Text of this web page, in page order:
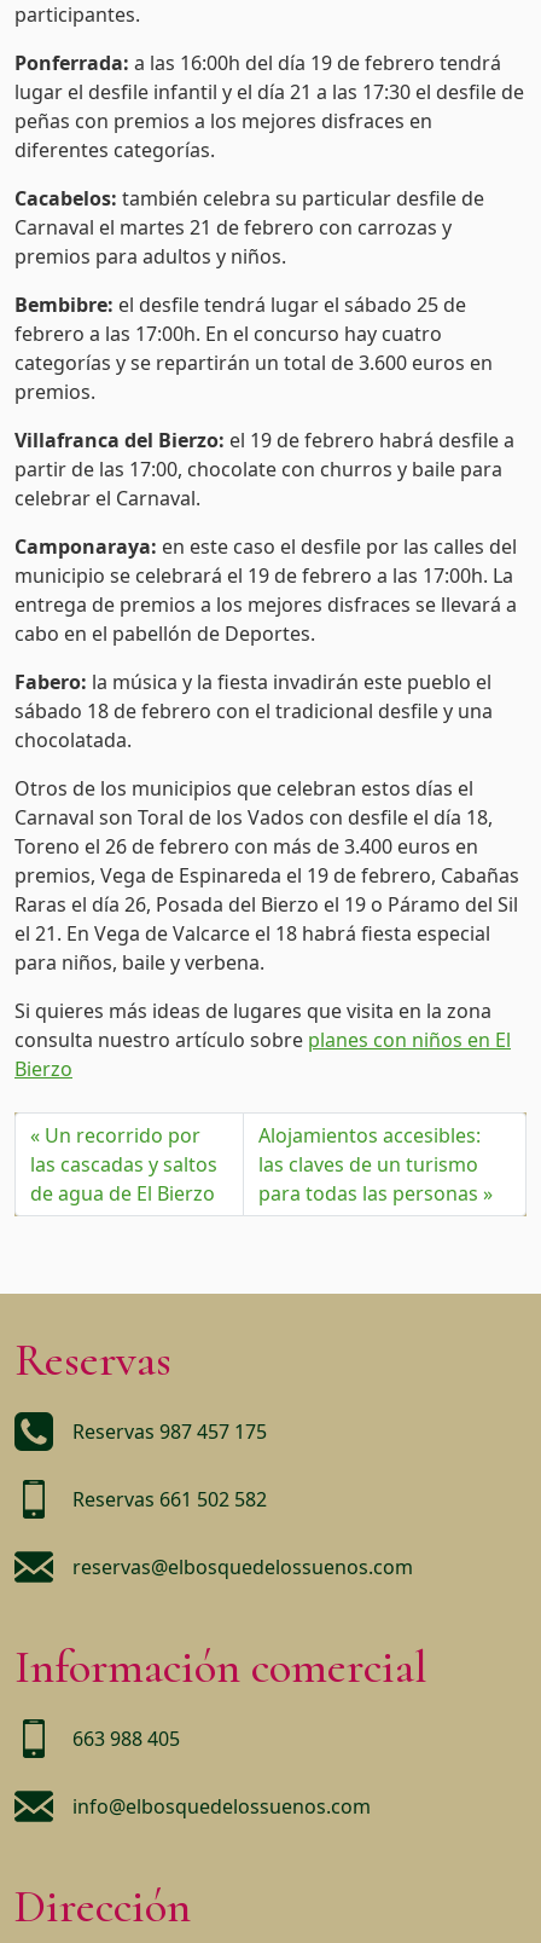
participantes.
Ponferrada: a las 16:00h del día 19 de febrero tendrá
lugar el desfile infantil y el día 21 a las 17:30 el desfile de
peñas con premios a los mejores disfraces en
diferentes categorías.
Cacabelos: también celebra su particular desfile de
Carnaval el martes 21 de febrero con carrozas y
premios para adultos y niños.
Bembibre: el desfile tendrá lugar el sábado 25 de
febrero a las 17:00h. En el concurso hay cuatro
categorías y se repartirán un total de 3.600 euros en
premios.
Villafranca del Bierzo: el 19 de febrero habrá desfile a
partir de las 17:00, chocolate con churros y baile para
celebrar el Carnaval.
Camponaraya: en este caso el desfile por las calles del
municipio se celebrará el 19 de febrero a las 17:00h. La
entrega de premios a los mejores disfraces se llevará a
cabo en el pabellón de Deportes.
Fabero: la música y la fiesta invadirán este pueblo el
sábado 18 de febrero con el tradicional desfile y una
chocolatada.
Otros de los municipios que celebran estos días el
Carnaval son Toral de los Vados con desfile el día 18,
Toreno el 26 de febrero con más de 3.400 euros en
premios, Vega de Espinareda el 19 de febrero, Cabañas
Raras el día 26, Posada del Bierzo el 19 o Páramo del Sil
el 21. En Vega de Valcarce el 18 habrá fiesta especial
para niños, baile y verbena.
Si quieres más ideas de lugares que visita en la zona
consulta nuestro artículo sobre planes con niños en El
Bierzo
Un recorrido por
las cascadas y saltos
de agua de El Bierzo
Alojamientos accesibles:
las claves de un turismo
para todas las personas
Reservas
Reservas 987 457 175
Reservas 661 502 582
reservas@elbosquedelossuenos.com
Información comercial
663 988 405
info@elbosquedelossuenos.com
Dirección